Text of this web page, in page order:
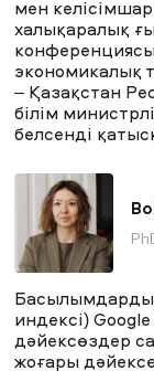
мен
халықаралық
экономикалық
– Қазақстан
білім
белсенді
индексі)
дәйексөздер
жоғары